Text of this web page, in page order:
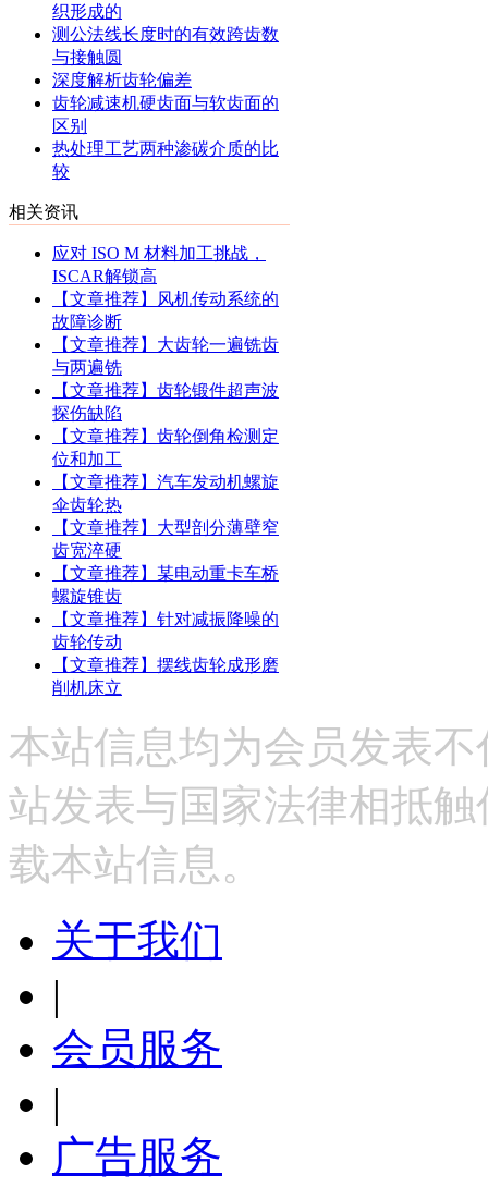
织形成的
测公法线长度时的有效跨齿数
与接触圆
深度解析齿轮偏差
齿轮减速机硬齿面与软齿面的
区别
热处理工艺两种渗碳介质的比
较
相关资讯
应对 ISO M 材料加工挑战，
ISCAR解锁高
【文章推荐】风机传动系统的
故障诊断
【文章推荐】大齿轮一遍铣齿
与两遍铣
【文章推荐】齿轮锻件超声波
探伤缺陷
【文章推荐】齿轮倒角检测定
位和加工
【文章推荐】汽车发动机螺旋
伞齿轮热
【文章推荐】大型剖分薄壁窄
齿宽淬硬
【文章推荐】某电动重卡车桥
螺旋锥齿
【文章推荐】针对减振降噪的
齿轮传动
【文章推荐】摆线齿轮成形磨
削机床立
本站信息均为会员发表
站发表与国家法律相抵
载本站信息。
关于我们
|
会员服务
|
广告服务